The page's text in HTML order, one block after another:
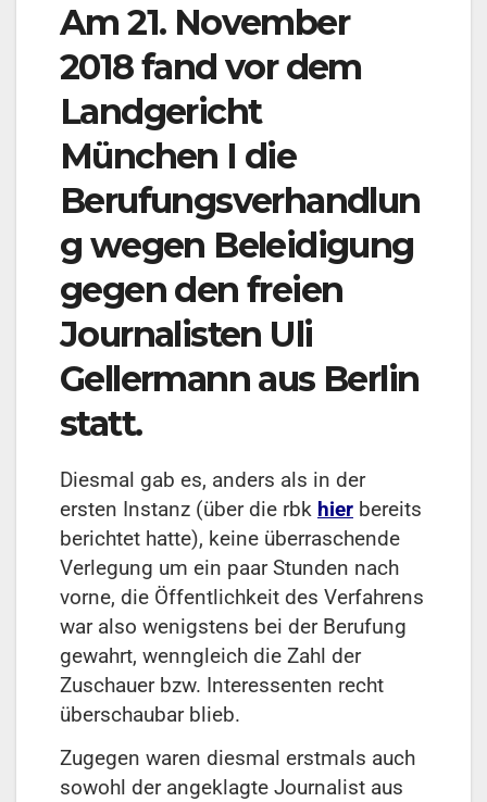
Am 21. November
2018 fand vor dem
Landgericht
München I die
Berufungsverhandlun
g wegen Beleidigung
gegen den freien
Journalisten Uli
Gellermann aus Berlin
statt.
Diesmal gab es, anders als in der
ersten Instanz (über die rbk hier bereits
berichtet hatte), keine überraschende
Verlegung um ein paar Stunden nach
vorne, die Öffentlichkeit des Verfahrens
war also wenigstens bei der Berufung
gewahrt, wenngleich die Zahl der
Zuschauer bzw. Interessenten recht
überschaubar blieb.
Zugegen waren diesmal erstmals auch
sowohl der angeklagte Journalist aus